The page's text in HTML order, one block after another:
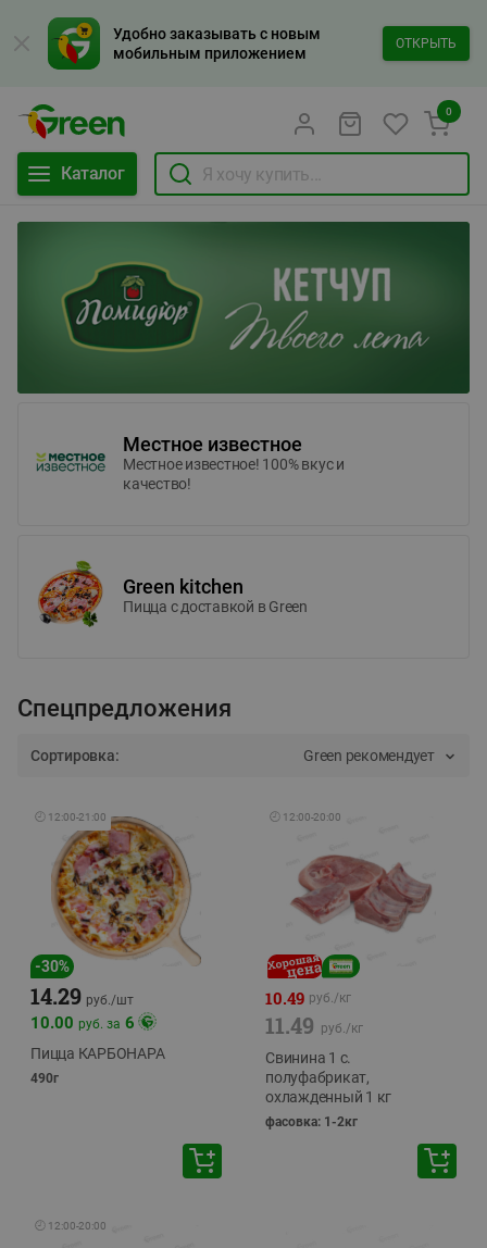
Удобно заказывать с новым
мобильным приложением
ОТКРЫТЬ
Каталог
0
Местное известное
Местное известное! 100% вкус и
качество!
Green kitchen
Пицца c доставкой в Green
Спецпредложения
Сортировка: Green рекомендует
🕘 12:00-21:00
-30%
14.29 руб./шт
10.00 руб. за 6
Пицца КАРБОНАРА
490г
🕘 12:00-20:00
10.49 руб./кг
11.49 руб./кг
Свинина 1 с.
полуфабрикат,
охлажденный 1 кг
фасовка: 1-2кг
🕘 12:00-20:00